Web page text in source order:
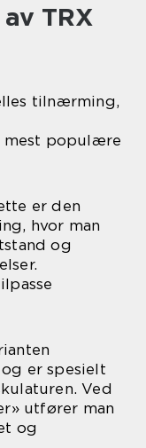
TRX
tilnærming,
mest populære
er den
hvor man
og
er spesielt
Ved
utfører man
og